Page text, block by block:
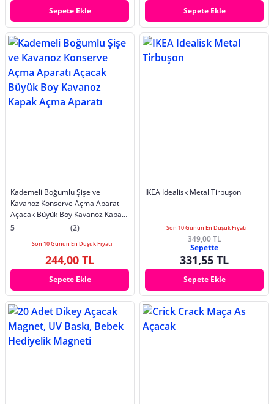
Sepete Ekle Sepete Ekle
Kademeli Boğumlu Şişe ve
Kavanoz Konserve Açma Aparatı
Açacak Büyük Boy Kavanoz Kapak
Açma Aparatı
5 (2)
Son 10 Günün En Düşük Fiyatı
244,00 TL
Sepete Ekle
IKEA Idealisk Metal Tirbuşon
Son 10 Günün En Düşük Fiyatı
349,00 TL
Sepette
331,55 TL
Sepete Ekle